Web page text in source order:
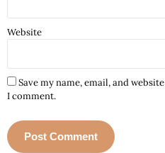
Website
Save my name, email, and
I comment.